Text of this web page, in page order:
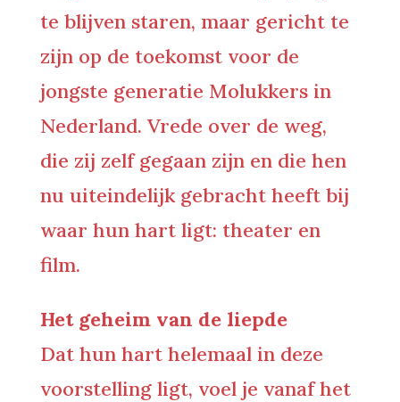
te blijven staren, maar gericht te
zijn op de toekomst voor de
jongste generatie Molukkers in
Nederland. Vrede over de weg,
die zij zelf gegaan zijn en die hen
nu uiteindelijk gebracht heeft bij
waar hun hart ligt: theater en
film.
Het geheim van de liepde
Dat hun hart helemaal in deze
voorstelling ligt, voel je vanaf het